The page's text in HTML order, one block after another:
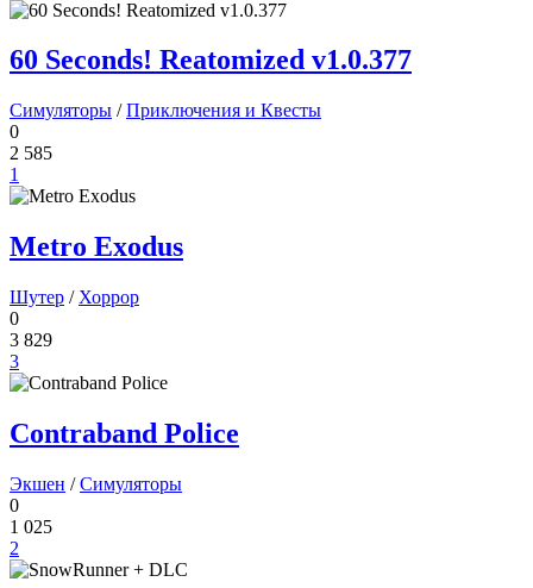
60 Seconds! Reatomized v1.0.377
Симуляторы /Приключения и Квесты
0
2 585
1
Metro Exodus
Шутер / Хоррор
0
3 829
3
Contraband Police
Экшен /Симуляторы
0
1 025
2